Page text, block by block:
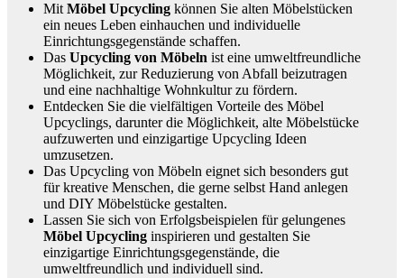
Mit Möbel Upcycling können Sie alten Möbelstücken
ein neues Leben einhauchen und individuelle
Einrichtungsgegenstände schaffen.
Das Upcycling von Möbeln ist eine umweltfreundliche
Möglichkeit, zur Reduzierung von Abfall beizutragen
und eine nachhaltige Wohnkultur zu fördern.
Entdecken Sie die vielfältigen Vorteile des Möbel
Upcyclings, darunter die Möglichkeit, alte Möbelstücke
aufzuwerten und einzigartige Upcycling Ideen
umzusetzen.
Das Upcycling von Möbeln eignet sich besonders gut
für kreative Menschen, die gerne selbst Hand anlegen
und DIY Möbelstücke gestalten.
Lassen Sie sich von Erfolgsbeispielen für gelungenes
Möbel Upcycling inspirieren und gestalten Sie
einzigartige Einrichtungsgegenstände, die
umweltfreundlich und individuell sind.